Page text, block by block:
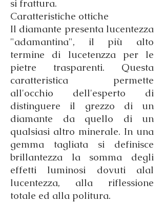
si frattura.
Caratteristiche ottiche
Il diamante presenta lucentezza
"adamantina", il più alto
termine di lucetenzza per le
pietre trasparenti. Questa
caratteristica permette
all'occhio dell'esperto di
distinguere il grezzo di un
diamante da quello di un
qualsiasi altro minerale. In una
gemma tagliata si definisce
brillantezza la somma degli
effetti luminosi dovuti alal
lucentezza, alla riflessione
totale ed alla politura.